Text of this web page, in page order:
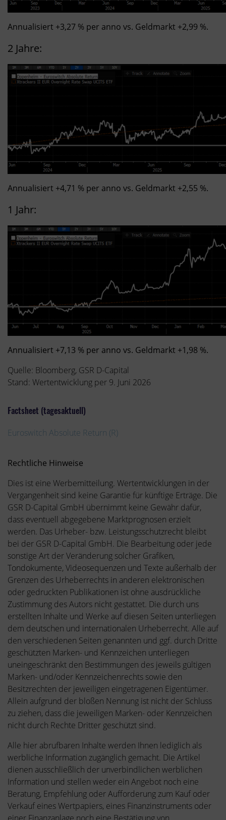
Annualisiert +3,27 % per anno vs. Geldmarkt +2,99 %.
2 Jahre:
Annualisiert +4,71 % per anno vs. Geldmarkt +2,55 %.
1 Jahr:
Annualisiert +7,13 % per anno vs. Geldmarkt +1,98 %.
Quelle: Bloomberg, GSR D-Capital
Stand: Wertentwicklung per 9. Juni 2026
Factsheet (tagesaktuell)
Euroswitch Absolute Return (R)
Rechtliche Hinweise
Dies ist eine Werbemitteilung. Wertentwicklungen in der
Vergangenheit sind keine Garantie für künftige Erträge. Die
GSR D-Capital GmbH übernimmt keine Gewähr dafür,
dass eventuell abgegebene Marktprognosen erzielt
werden. Das Urheber- bzw. Leistungsschutzrecht bleibt
bei der GSR D-Capital GmbH. Die Bearbeitung oder jede
sonstige Art der Veränderung solcher Grafiken,
Tondokumente, Videosequenzen und Texte außerhalb der
Grenzen des Urheberrechts in anderen elektronischen
oder gedruckten Publikationen ist ohne ausdrückliche
Zustimmung des Autors nicht gestattet. Die durch uns
erstellten Inhalte und Werke auf diesen Seiten unterliegen
dem deutschen und internationalen Urheberrecht. Alle auf
den verschiedenen Seiten genannten und ggf. durch Dritte
geschützten Marken- und Kennzeichen unterliegen
uneingeschränkt den Bestimmungen des jeweils gültigen
Marken- und/oder Kennzeichenrechts sowie den
Besitzrechten der jeweiligen eingetragenen Eigentümer.
Allein aufgrund der bloßen Nennung ist nicht der Schluss
zu ziehen, dass die jeweiligen Marken- oder Kennzeichen
nicht durch Rechte Dritter geschützt sind.
Alle hier abrufbaren Inhalte werden Ihnen lediglich als
werbliche Information zugänglich gemacht. Die Artikel
dienen ausschließlich der unverbindlichen werblichen
Information und stellen weder ein Angebot noch eine
Beratung, Empfehlung oder Aufforderung zum Kauf oder
Verkauf eines Wertpapiers, eines Finanzinstruments oder